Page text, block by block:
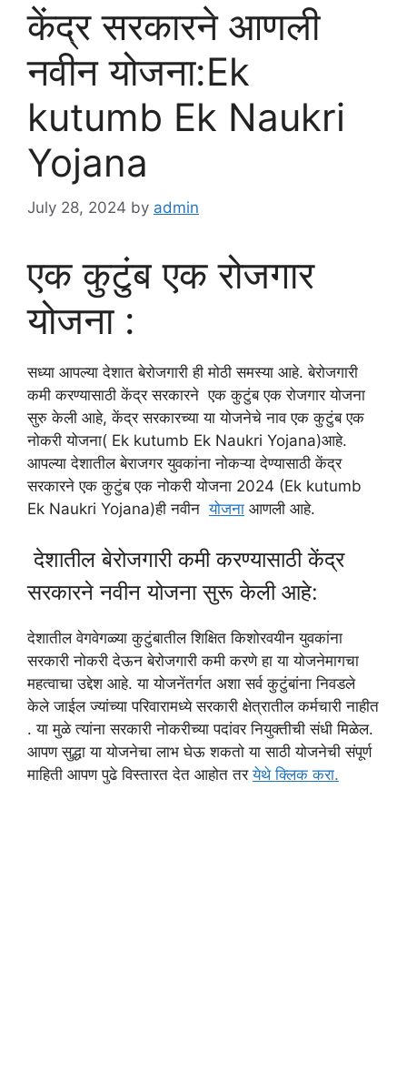
केंद्र सरकारने आणली
नवीन योजना:Ek
kutumb Ek Naukri
Yojana
July 28, 2024 by admin
एक कुटुंब एक रोजगार
योजना :
सध्या आपल्या देशात बेरोजगारी ही मोठी समस्या आहे. बेरोजगारी
कमी करण्यासाठी केंद्र सरकारने एक कुटुंब एक रोजगार योजना
सुरु केली आहे, केंद्र सरकारच्या या योजनेचे नाव एक कुटुंब एक
नोकरी योजना( Ek kutumb Ek Naukri Yojana)आहे.
आपल्या देशातील बेराजगर युवकांना नोकऱ्या देण्यासाठी केंद्र
सरकारने एक कुटुंब एक नोकरी योजना 2024 (Ek kutumb
Ek Naukri Yojana)ही नवीनयोजना आणली आहे.
देशातील बेरोजगारी कमी करण्यासाठी केंद्र
सरकारने नवीन योजना सुरू केली आहे:
देशातील वेगवेगळ्या कुटुंबातील शिक्षित किशोरवयीन युवकांना
सरकारी नोकरी देऊन बेरोजगारी कमी करणे हा या योजनेमागचा
महत्वाचा उद्देश आहे. या योजनेंतर्गत अशा सर्व कुटुंबांना निवडले
केले जाईल ज्यांच्या परिवारामध्ये सरकारी क्षेत्रातील कर्मचारी नाहीत
. या मुळे त्यांना सरकारी नोकरीच्या पदांवर नियुक्तीची संधी मिळेल.
आपण सुद्धा या योजनेचा लाभ घेऊ शकतो या साठी योजनेची संपूर्ण
माहिती आपण पुढे विस्तारत देत आहोत तरयेथे क्लिक करा.